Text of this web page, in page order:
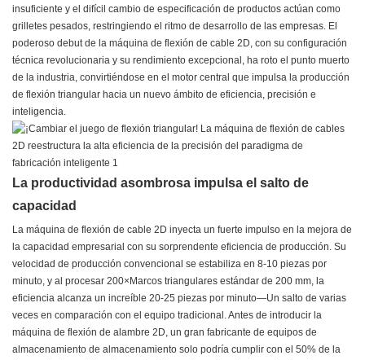
insuficiente y el difícil cambio de especificación de productos actúan como
grilletes pesados, restringiendo el ritmo de desarrollo de las empresas. El
poderoso debut de la máquina de flexión de cable 2D, con su configuración
técnica revolucionaria y su rendimiento excepcional, ha roto el punto muerto
de la industria, convirtiéndose en el motor central que impulsa la producción
de flexión triangular hacia un nuevo ámbito de eficiencia, precisión e
inteligencia.
La productividad asombrosa impulsa el salto de
capacidad
La máquina de flexión de cable 2D inyecta un fuerte impulso en la mejora de
la capacidad empresarial con su sorprendente eficiencia de producción. Su
velocidad de producción convencional se estabiliza en 8-10 piezas por
minuto, y al procesar 200×Marcos triangulares estándar de 200 mm, la
eficiencia alcanza un increíble 20-25 piezas por minuto—Un salto de varias
veces en comparación con el equipo tradicional. Antes de introducir la
máquina de flexión de alambre 2D, un gran fabricante de equipos de
almacenamiento de almacenamiento solo podría cumplir con el 50% de la